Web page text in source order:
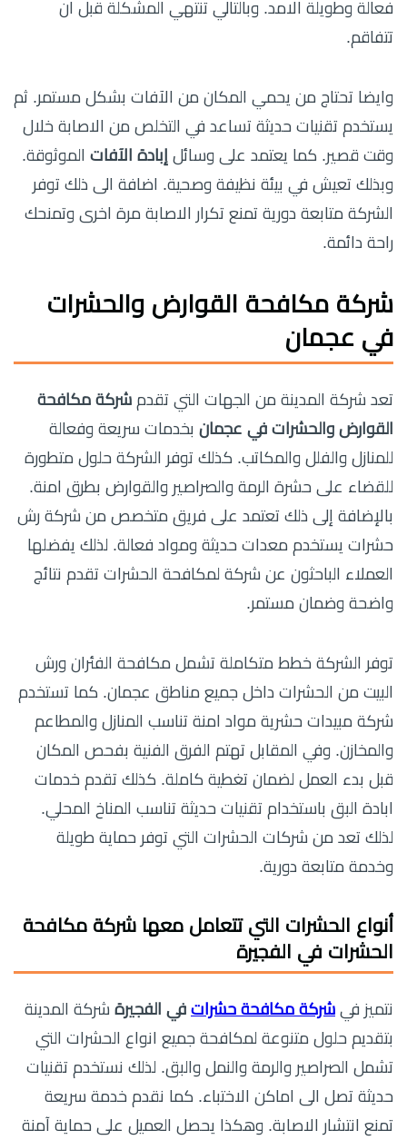
فعالة وطويلة الامد. وبالتالي تنتهي المشكلة قبل ان
تتفاقم.
وايضا تحتاج من يحمي المكان من الآفات بشكل مستمر. ثم
يستخدم تقنيات حديثة تساعد في التخلص من الاصابة خلال
وقت قصير. كما يعتمد على وسائل إبادة الآفات الموثوقة.
وبذلك تعيش في بيئة نظيفة وصحية. اضافة الى ذلك توفر
الشركة متابعة دورية تمنع تكرار الاصابة مرة اخرى وتمنحك
راحة دائمة.
شركة مكافحة القوارض والحشرات
في عجمان
تعد شركة المدينة من الجهات التي تقدم شركة مكافحة
القوارض والحشرات في عجمان بخدمات سريعة وفعالة
للمنازل والفلل والمكاتب. كذلك توفر الشركة حلول متطورة
للقضاء على حشرة الرمة والصراصير والقوارض بطرق امنة.
بالإضافة إلى ذلك تعتمد على فريق متخصص من شركة رش
حشرات يستخدم معدات حديثة ومواد فعالة. لذلك يفضلها
العملاء الباحثون عن شركة لمكافحة الحشرات تقدم نتائج
واضحة وضمان مستمر.
توفر الشركة خطط متكاملة تشمل مكافحة الفئران ورش
البيت من الحشرات داخل جميع مناطق عجمان. كما تستخدم
شركة مبيدات حشرية مواد امنة تناسب المنازل والمطاعم
والمخازن. وفي المقابل تهتم الفرق الفنية بفحص المكان
قبل بدء العمل لضمان تغطية كاملة. كذلك تقدم خدمات
ابادة البق باستخدام تقنيات حديثة تناسب المناخ المحلي.
لذلك تعد من شركات الحشرات التي توفر حماية طويلة
وخدمة متابعة دورية.
أنواع الحشرات التي تتعامل معها شركة مكافحة
الحشرات في الفجيرة
نتميز في شركة مكافحة حشرات في الفجيرة شركة المدينة
بتقديم حلول متنوعة لمكافحة جميع انواع الحشرات التي
تشمل الصراصير والرمة والنمل والبق. لذلك نستخدم تقنيات
حديثة تصل الى اماكن الاختباء. كما نقدم خدمة سريعة
تمنع انتشار الاصابة. وهكذا يحصل العميل على حماية آمنة